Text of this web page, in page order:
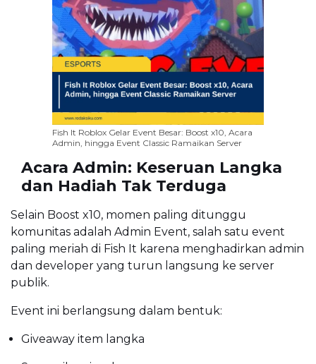
Fish It Roblox Gelar Event Besar: Boost x10, Acara
Admin, hingga Event Classic Ramaikan Server
Acara Admin: Keseruan Langka
dan Hadiah Tak Terduga
Selain Boost x10, momen paling ditunggu
komunitas adalah Admin Event, salah satu event
paling meriah di Fish It karena menghadirkan admin
dan developer yang turun langsung ke server
publik.
Event ini berlangsung dalam bentuk:
Giveaway item langka